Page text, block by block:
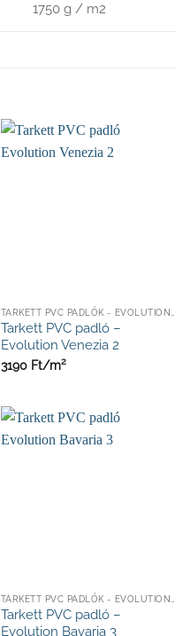
1750 g / m2
Tarkett PVC padló –
Evolution Venezia 2
3190 Ft/m2
TARKETT PVC PADLÓK - EVOLUTION KOLLEKCIÓ 2,7MM
Tarkett PVC padló –
Evolution Bavaria 3